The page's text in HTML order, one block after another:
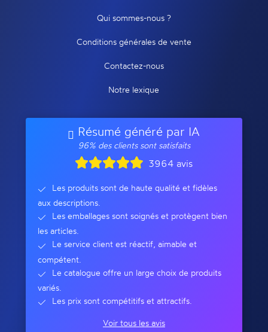
Qui sommes-nous ?
Conditions générales de vente
Contactez-nous
Notre lexique
Résumé généré par IA
96% des clients sont satisfaits
3964 avis
Les produits sont de haute qualité et fidèles
aux descriptions.
Les emballages sont soignés et protègent bien
les articles.
Le service client est réactif, aimable et
compétent.
Le catalogue offre un large choix de produits
variés.
Les prix sont compétitifs et attractifs.
Voir tous les avis